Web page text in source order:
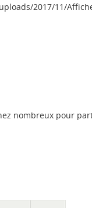
2017/11/
nombreux pour